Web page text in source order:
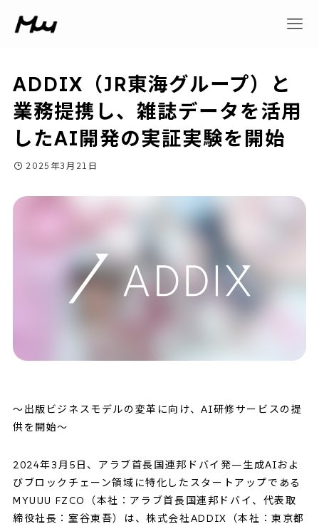
ADDIX（JR東海グループ）と
業務提携し、雑誌データを活用
したAI開発の実証実験を開始
2025年3月21日
～出版ビジネスモデルの変革に向け、AI研修サービスの提
供を開始～
2024年3月5日、アラブ首長国連邦ドバイ発—生成AIおよ
びブロックチェーン領域に特化したスタートアップである
MYUUU FZCO（本社：アラブ首長国連邦ドバイ、代表取
締役社長：室谷東吾）は、株式会社ADDIX（本社：東京都